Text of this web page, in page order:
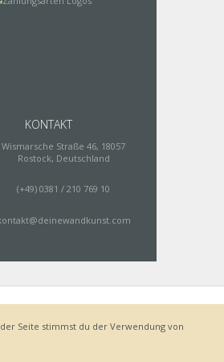
KONTAKT
Wismarsche Straße 46, 18057
Rostock, Deutschland
(+49) 0381 / 210 769 10
Lieferung
AGB
Seite stimmst du der Verwendung von